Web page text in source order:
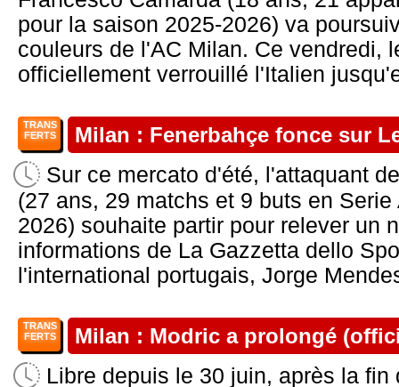
pour la saison 2025-2026) va
couleurs de l'AC Milan. Ce vendredi,
officiellement verrouillé l'Italien
TRANS
FERTS
Milan : Fenerbahçe fonce sur
Sur ce mercato d'été, l'attaquant
(27 ans, 29 matchs et 9 buts en
2026) souhaite partir pour relever un
informations de La Gazzetta dello
l'international portugais, Jorge
TRANS
FERTS
Milan : Modric a prolongé
Libre depuis le 30 juin, après la fin